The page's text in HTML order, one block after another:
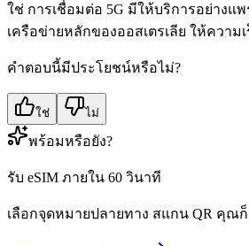
ใช่ การเชื่อมต่อ 5G มีให้บริการอย่างแ
เครือข่ายหลักของออสเตรเลีย ให้ความ
คำตอบนี้มีประโยชน์หรือไม่?
ใช่ ไม่
พร้อมหรือยัง?
รับ eSIM ภายใน 60 วินาที
เลือกจุดหมายปลายทาง สแกน QR คุณ